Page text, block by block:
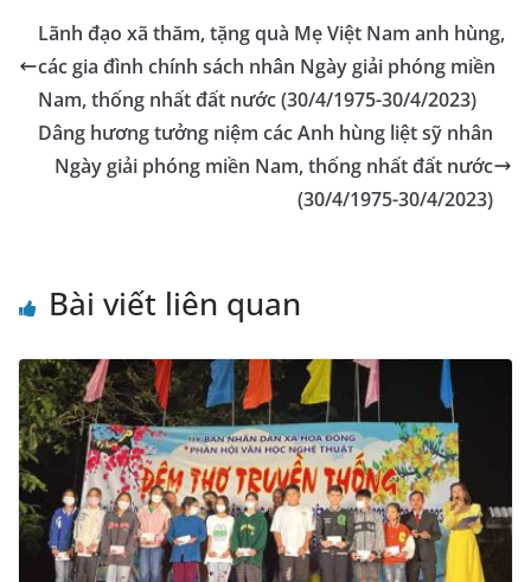
o
o
k
g
er
p
p
n m Tr
a
n
sl
at
e
Li
n
k
Lãnh đạo xã thăm, tặng quà Mẹ Việt Nam anh hùng,
các gia đình chính sách nhân Ngày giải phóng miền
Nam, thống nhất đất nước (30/4/1975-30/4/2023)
Dâng hương tưởng niệm các Anh hùng liệt sỹ nhân
Ngày giải phóng miền Nam, thống nhất đất nước
(30/4/1975-30/4/2023)
Bài viết liên quan